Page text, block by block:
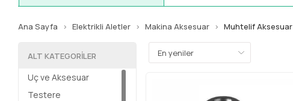
Ana Sayfa Elektrikli Aletler Makina Aksesuar Muhtelif Aksesuar
ALT KATEGORILER
Uç ve Aksesuar
Testere